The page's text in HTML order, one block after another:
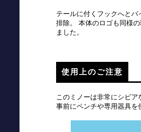
テールに付くフックへと
排除。 本体のロゴも同様
ました。
使用上のご注意
このミノーは非常にシビ
事前にペンチや専用器具